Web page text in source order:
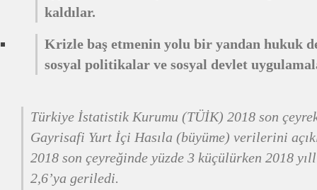
kaldılar.
Krizle baş etmenin yolu bir yandan hukuk
sosyal politikalar ve sosyal devlet
Türkiye İstatistik Kurumu (TÜİK) 2018 son
Gayrisafi Yurt İçi Hasıla (büyüme) verilerini
2018 son çeyreğinde yüzde 3 küçülürken 2018
2,6’ya geriledi.